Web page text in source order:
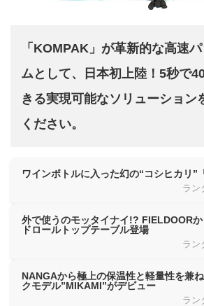
「KOMPAK」が革新的な高速
ムとして、日本初上陸！5秒で
きる実現可能なソリューション
ください。
ワインボトルに入った幻の“コシヒカリ”
ラン
外で使うのモッタイナイ!? FIELDOOR
ドロールトップテーブル登場
ラン
NANGAから極上の保温性と軽量性を兼
クモデル”MIKAMI”がデビュー
ラン